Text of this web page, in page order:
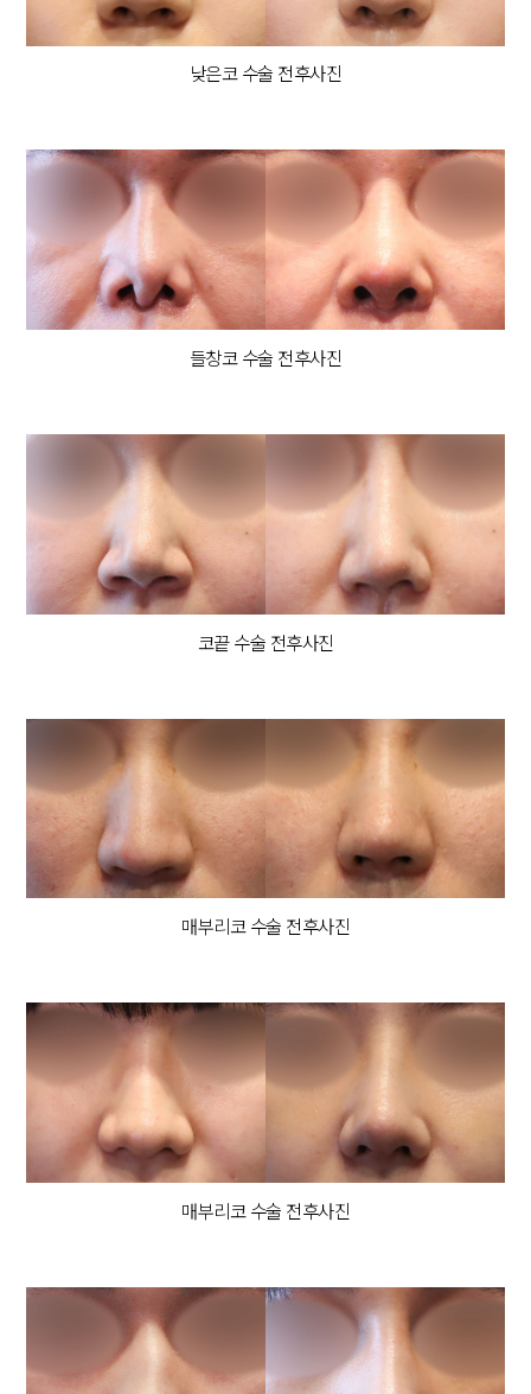
45도
수술전 모습을
확인할 수 있습니다.
LOGIN
낮은코 수술 전후사진
들창코 수술 전후사진
코끝 수술 전후사진
매부리코 수술 전후사진
매부리코 수술 전후사진